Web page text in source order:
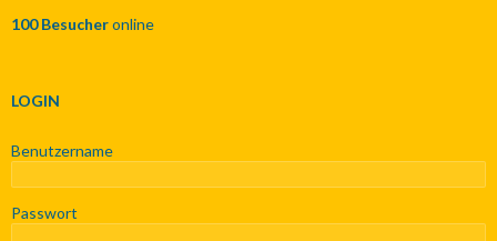
a
100 Besucheronline
LOGIN
Benutzername
Passwort